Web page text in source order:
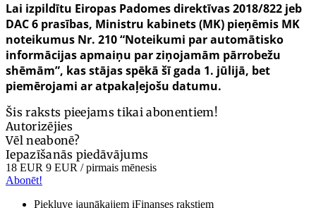
Lai izpildītu Eiropas Padomes direktīvas 2018/822 jeb
DAC 6 prasības, Ministru kabinets (MK) pieņēmis MK
noteikumus Nr. 210“Noteikumi par automātisko
informācijas apmaiņu par ziņojamām pārrobežu
shēmām”, kas stājas spēkā šī gada 1. jūlijā, bet
piemērojami ar atpakaļejošu datumu.
Šis raksts pieejams tikai abonentiem!
Autorizējies
Vēl neabonē?
Iepazīšanās piedāvājums
18 EUR 9 EUR / pirmais mēnesis
Abonēt!
Piekļuve jaunākajiem iFinanses rakstiem